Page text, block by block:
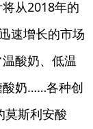
从2018年的
速增长的市场
酸奶、低温
酸奶……各种创
莫斯利安酸